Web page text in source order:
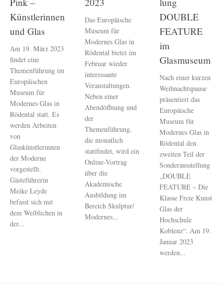
Künstlerinnen
und Glas
Am 19. März 2023
findet eine
Themenführung im
Europäischen
Museum für
Modernes Glas in
Rödental statt. Es
werden Arbeiten
von
Glaskünstlerinnen
der Moderne
vorgestellt.
Gästeführerin
Meike Leyde
befasst sich mit
dem Weiblichen in
der...
Das Europäische
Museum für
Modernes Glas in
Rödental bietet im
Februar wieder
interessante
Veranstaltungen.
Neben einer
Abendöffnung und
der
Themenführung,
die monatlich
stattfindet, wird ein
Online-Vortrag
über die
Akademische
Ausbildung im
Bereich Skulptur/
Modernes...
DOUBLE
FEATURE
im
Glasmuseum
Nach einer kurzen
Weihnachtspause
präsentiert das
Europäische
Museum für
Modernes Glas in
Rödental den
zweiten Teil der
Sonderausstellung
„DOUBLE
FEATURE – Die
Klasse Freie Kunst
Glas der
Hochschule
Koblenz“. Am 19.
Januar 2023
werden...